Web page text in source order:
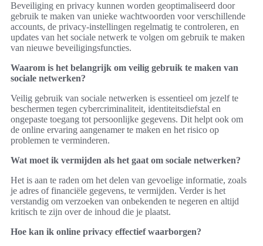
Beveiliging en privacy kunnen worden geoptimaliseerd door
gebruik te maken van unieke wachtwoorden voor verschillende
accounts, de privacy-instellingen regelmatig te controleren, en
updates van het sociale netwerk te volgen om gebruik te maken
van nieuwe beveiligingsfuncties.
Waarom is het belangrijk om veilig gebruik te maken van
sociale netwerken?
Veilig gebruik van sociale netwerken is essentieel om jezelf te
beschermen tegen cybercriminaliteit, identiteitsdiefstal en
ongepaste toegang tot persoonlijke gegevens. Dit helpt ook om
de online ervaring aangenamer te maken en het risico op
problemen te verminderen.
Wat moet ik vermijden als het gaat om sociale netwerken?
Het is aan te raden om het delen van gevoelige informatie, zoals
je adres of financiële gegevens, te vermijden. Verder is het
verstandig om verzoeken van onbekenden te negeren en altijd
kritisch te zijn over de inhoud die je plaatst.
Hoe kan ik online privacy effectief waarborgen?